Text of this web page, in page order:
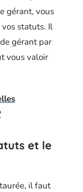
gérant, vous
statuts. Il
gérant par
vous valoir
et le
il faut